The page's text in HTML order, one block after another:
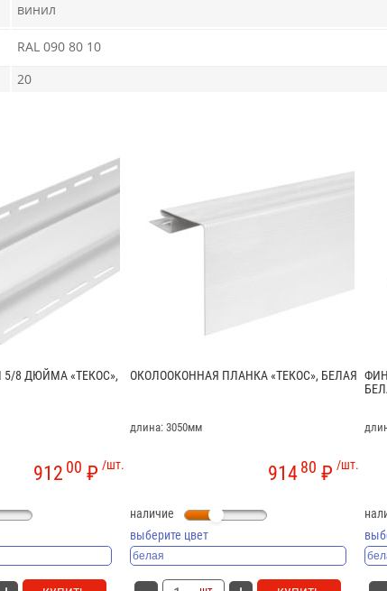
винил
RAL 090 80 10
20
8 ДЮЙМА «ТЕКОС»,
/шт.
912 00 ₽
ОКОЛООКОННАЯ ПЛАНКА «ТЕКОС», БЕЛАЯ
длина: 3050мм
/шт.
91480 ₽
наличие
выберите цвет